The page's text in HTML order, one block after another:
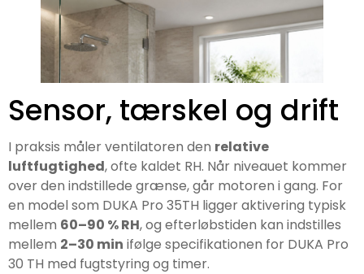
Sensor, tærskel og drift
I praksis måler ventilatoren den relative
luftfugtighed, ofte kaldet RH. Når niveauet kommer
over den indstillede grænse, går motoren i gang. For
en model som DUKA Pro 35TH ligger aktivering typisk
mellem 60–90 % RH, og efterløbstiden kan indstilles
mellem 2–30 min ifølge specifikationen for DUKA Pro
30 TH med fugtstyring og timer.